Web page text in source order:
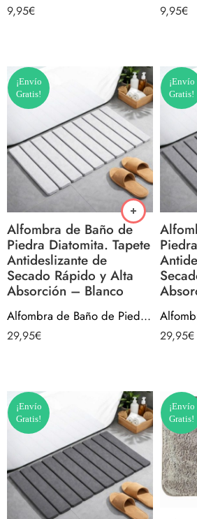
9,95€ 9,95€
¡Envío
Gratis!
Alfombra de Baño de
Piedra Diatomita. Tapete
Antideslizante de
Secado Rápido y Alta
Absorción – Blanco
Alfombra de Baño de Piedra Diatomita. Tapete Antideslizante de Secado Rápido y Alta Absorción – Blanco
29,95€
¡Envío
Gratis!
29,95€
¡Envío
Gratis!
¡Envío
Gratis!